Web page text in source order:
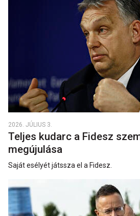
2026. JÚLIUS 3.
Teljes kudarc a Fidesz
megújulása
Saját esélyét játssza el a Fidesz.